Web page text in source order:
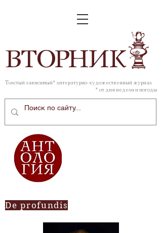
ВТОРНИК
Толстый зависимый* литературно-художественный журнал
* от дня недели и погоды
De profundis